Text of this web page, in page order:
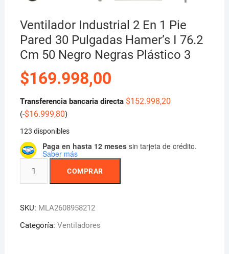
Ventilador Industrial 2 En 1 Pie
Pared 30 Pulgadas Hamer’s I 76.2
Cm 50 Negro Negras Plástico 3
$169.998,00
Transferencia bancaria directa $152.998,20
(-$16.999,80)
123 disponibles
Paga en hasta 12 mesessin tarjeta de crédito.
Saber más
Industrial
1
Pie
COMPRAR
SKU: MLA2608958212
Categoría: Ventiladores